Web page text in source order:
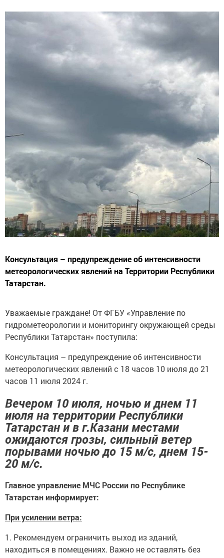
Консультация – предупреждение об интенсивности
метеорологических явлений на Территории Республики
Татарстан.
Уважаемые граждане! От ФГБУ «Управление по
гидрометеорологии и мониторингу окружающей среды
Республики Татарстан» поступила:
Консультация – предупреждение об интенсивности
метеорологических явлений с 18 часов 10 июля до 21
часов 11 июля 2024 г.
Вечером 10 июля, ночью и днем 11
июля на территории Республики
Татарстан и в г.Казани местами
ожидаются грозы, сильный ветер
порывами ночью до 15 м/с, днем 15-
20 м/с.
Главное управление МЧС России по Республике
Татарстан информирует:
При усилении ветра:
1. Рекомендуем ограничить выход из зданий,
находиться в помещениях. Важно не оставлять без